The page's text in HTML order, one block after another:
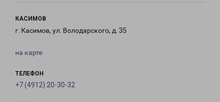
КАСИМОВ
г. Касимов, ул. Володарского, д. 35
на карте
ТЕЛЕФОН
+7 (4912) 20-30-32